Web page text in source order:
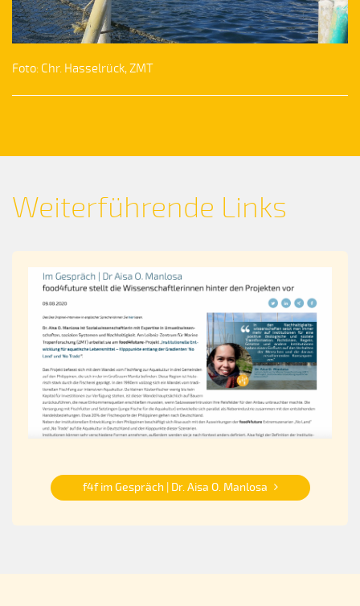
Foto: Chr. Hasselrück, ZMT
Weiterführende Links
f4f im Gespräch | Dr. Aisa O. Manlosa